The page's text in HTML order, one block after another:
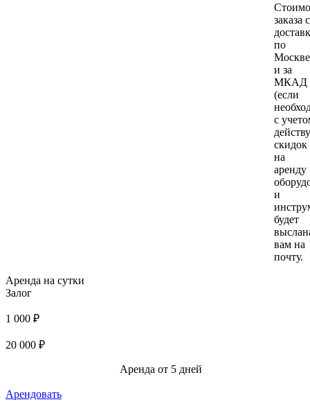
заказа с
по
Москве
и за
МКАД
(если
с
скидок
на
аренду
и
будет
вам на
почту.
Аренда на сутки
Залог
1 000 ₽
20 000 ₽
Аренда от 5 дней
Арендовать